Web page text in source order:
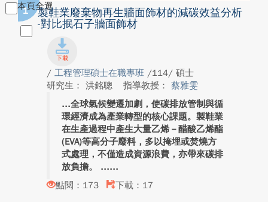
本頁全選
1
製鞋業廢棄物再生牆面飾材的減碳效益分析
-對比抿石子牆面飾材
/ 工程管理碩士在職專班 /114/ 碩士
研究生： 洪銘聰
指導教授： 蔡雅雯
全球氣候變遷加劇，使碳排放管制與循
環經濟成為產業轉型的核心課題。製鞋業
在生產過程中產生大量乙烯－醋酸乙烯酯
(EVA)等高分子廢料，多以掩埋或焚燒方
式處理，不僅造成資源浪費，亦帶來碳排
放負擔。 ...
點閱：173
下載：17